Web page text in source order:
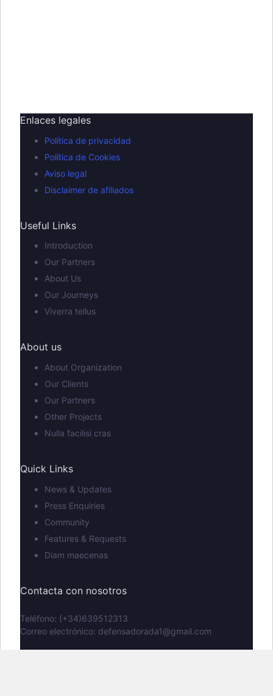
Enlaces legales
Política de privacidad
Política de Cookies
Aviso legal
Disclaimer de afiliados
Useful Links
Introduction
Our Partners
About Us
Our Journeys
Viverra tellus
About us
About Organization
Our Clients
Our Partners
Other Projects
Nulla facilisi cras
Quick Links
News & Updates
Press Enquiries
Community
Features & Requests
Diam maecenas
Contacta con nosotros
Teléfono: (+34)639512313
Correo electrónico: defensadorada1@gmail.com